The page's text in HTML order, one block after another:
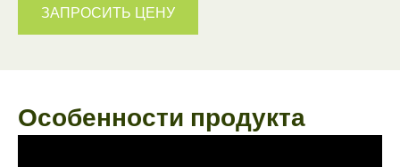
ЗАПРОСИТЬ ЦЕНУ
Особенности продукта